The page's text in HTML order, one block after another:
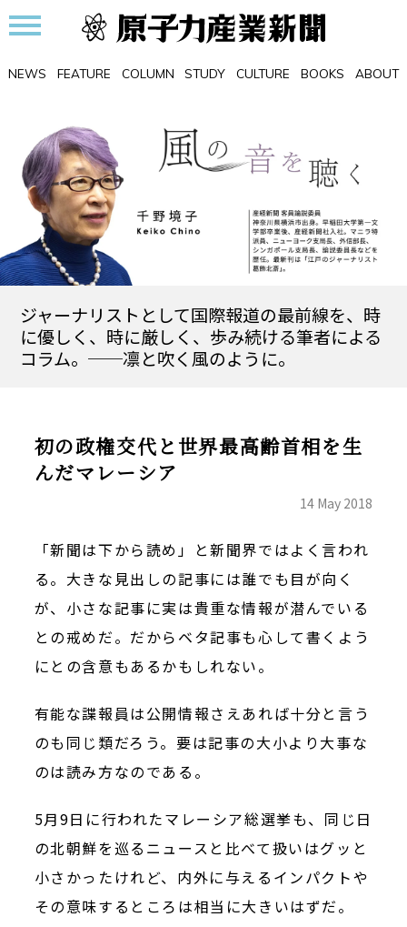
NEWS FEATURE COLUMN STUDY CULTURE BOOKS ABOUT
ジャーナリストとして国際報道の最前線を、時
に優しく、時に厳しく、歩み続ける筆者による
コラム。──凛と吹く風のように。
初の政権交代と世界最高齢首相を生
んだマレーシア
14 May 2018
「新聞は下から読め」と新聞界ではよく言われ
る。大きな見出しの記事には誰でも目が向く
が、小さな記事に実は貴重な情報が潜んでいる
との戒めだ。だからベタ記事も心して書くよう
にとの含意もあるかもしれない。
有能な諜報員は公開情報さえあれば十分と言う
のも同じ類だろう。要は記事の大小より大事な
のは読み方なのである。
5月9日に行われたマレーシア総選挙も、同じ日
の北朝鮮を巡るニュースと比べて扱いはグッと
小さかったけれど、内外に与えるインパクトや
その意味するところは相当に大きいはずだ。